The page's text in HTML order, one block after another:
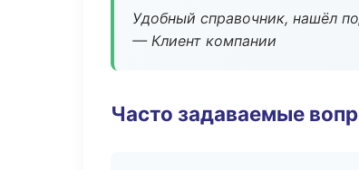
Удобный справочник, нашёл
— Клиент компании
Часто задаваемые